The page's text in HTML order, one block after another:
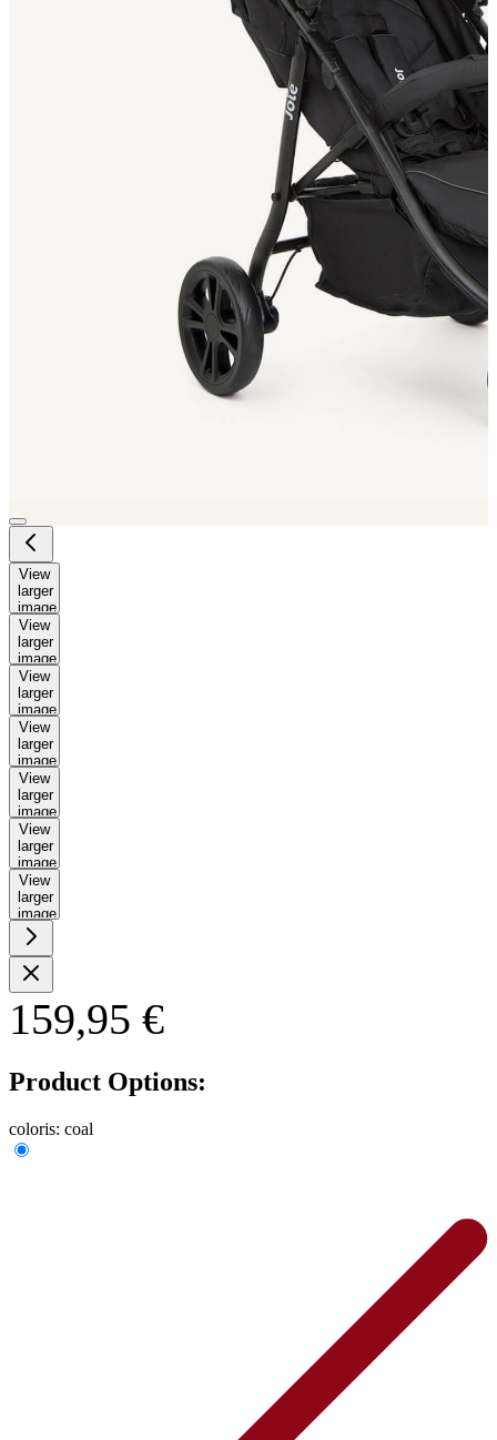
View
larger
image
View
larger
image
View
larger
image
View
larger
image
View
larger
image
View
larger
image
View
larger
image
159,95 €
Product Options:
coloris: coal